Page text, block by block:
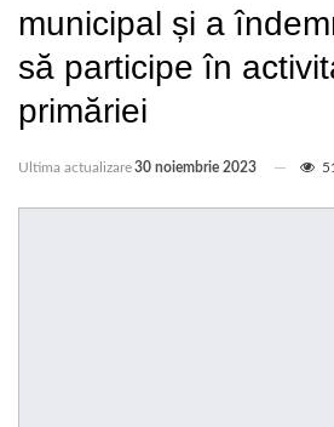
municipal și a
să participe în
primăriei
Ultima actualizare30 noiembrie 2023